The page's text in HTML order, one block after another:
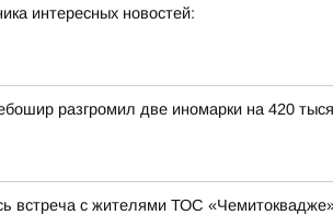
интересных новостей:
разгромил две иномарки на 420
встреча с жителями ТОС